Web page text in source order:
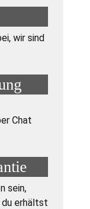
wir sind
Chat
sein,
du erhältst